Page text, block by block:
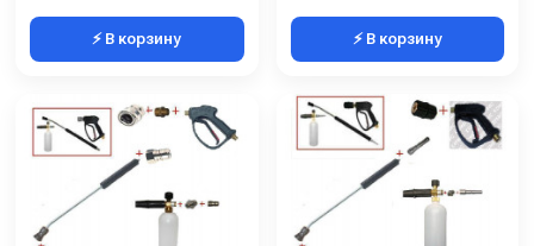
⚡ В корзину ⚡ В корзину